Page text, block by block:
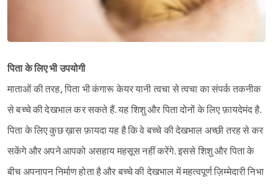
पिता के लिए भी उपयोगी
माताओं की तरह, पिता भी कंगारू केयर यानी त्वचा से त्वचा का संपर्क तकनीक
से बच्चे की देखभाल कर सकते हैं. यह शिशु और पिता दोनों के लिए फ़ायदेमंद है.
पिता के लिए कुछ ख़ास फ़ायदा यह है कि वे बच्चे की देखभाल अच्छी तरह से कर
सकेंगे और अपने आपको असहाय महसूस नहीं करेंगे. इससे शिशु और पिता के
बीच अपनापन निर्माण होता है और बच्चे की देखभाल में महत्वपूर्ण ज़िम्मेदारी निभा